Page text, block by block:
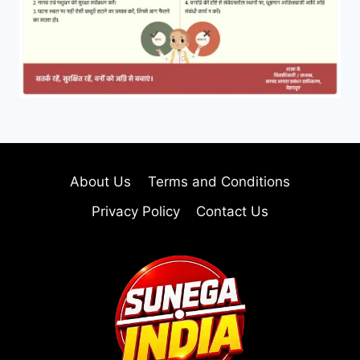
About Us
Terms and Conditions
Privacy Policy
Contact Us